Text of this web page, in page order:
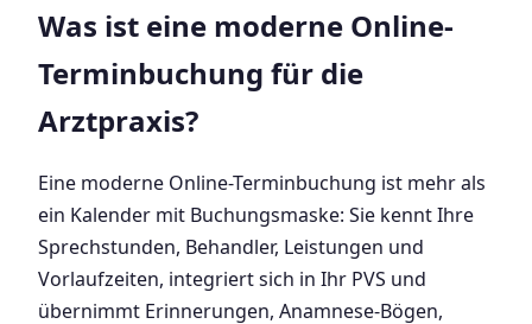
Was ist eine moderne Online-
Terminbuchung für die
Arztpraxis?
Eine moderne Online-Terminbuchung ist mehr als
ein Kalender mit Buchungsmaske: Sie kennt Ihre
Sprechstunden, Behandler, Leistungen und
Vorlaufzeiten, integriert sich in Ihr PVS und
übernimmt Erinnerungen, Anamnese-Bögen,